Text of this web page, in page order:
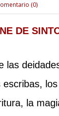
(0)
DE
las
escribas,
la